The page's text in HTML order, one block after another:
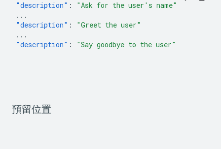
"description" :
"Ask for the user's name"
...
"description" :
"Greet the user"
...
"description" : "Say goodbye to the user"
預留位置